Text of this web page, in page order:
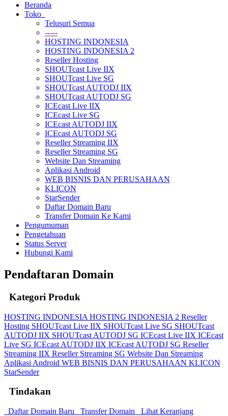
Beranda
Toko
Telusuri Semua
-----
HOSTING INDONESIA
HOSTING INDONESIA 2
Reseller Hosting
SHOUTcast Live IIX
SHOUTcast Live SG
SHOUTcast AUTODJ IIX
SHOUTcast AUTODJ SG
ICEcast Live IIX
ICEcast Live SG
ICEcast AUTODJ IIX
ICEcast AUTODJ SG
Reseller Streaming IIX
Reseller Streaming SG
Website Dan Streaming
Aplikasi Android
WEB BISNIS DAN PERUSAHAAN
KLICON
StarSender
Daftar Domain Baru
Transfer Domain Ke Kami
Pengumuman
Pengetahuan
Status Server
Hubungi Kami
Pendaftaran Domain
Kategori Produk
HOSTING INDONESIA HOSTING INDONESIA 2 Reseller
Hosting SHOUTcast Live IIX SHOUTcast Live SG SHOUTcast
AUTODJ IIX SHOUTcast AUTODJ SG ICEcast Live IIX ICEcast
Live SG ICEcast AUTODJ IIX ICEcast AUTODJ SG Reseller
Streaming IIX Reseller Streaming SG Website Dan Streaming
Aplikasi Android WEB BISNIS DAN PERUSAHAAN KLICON
StarSender
Tindakan
Daftar Domain Baru Transfer Domain Lihat Keranjang